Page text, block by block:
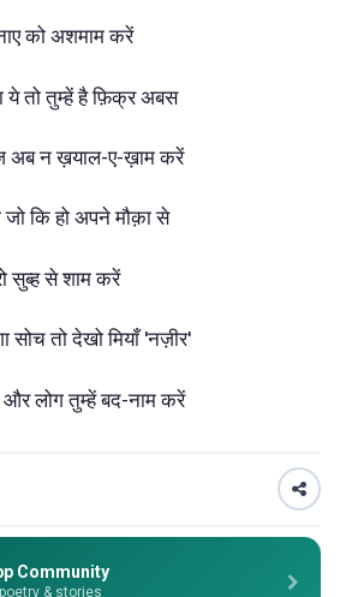
को अशमामकरें
येतोतुम्हेंहैफ़िक्रअबस
अबनख़याल-ए-ख़ामकरें
जोकिहो अपनेमौक़ासे
सुब्हसेशामकरें
सोचतोदेखोमियाँ 'नज़ीर'
औरलोगतुम्हेंबद-नामकरें
Community
& stories